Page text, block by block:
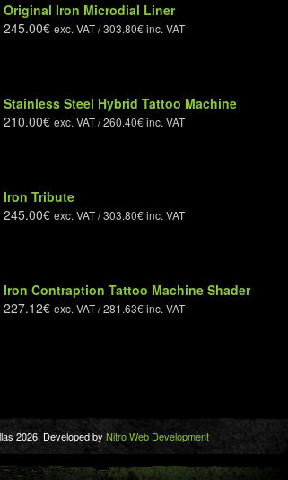
Original Iron Microdial Liner
245.00€ exc. VAT /303.80€inc. VAT
Stainless Steel Hybrid Tattoo Machine
210.00€ exc. VAT /260.40€inc. VAT
Iron Tribute
245.00€ exc. VAT /303.80€inc. VAT
Iron Contraption Tattoo Machine Shader
227.12€ exc. VAT /281.63€inc. VAT
2026. Developed by Nitro Web Development